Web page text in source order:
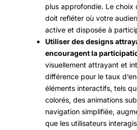
plus approfondie. Le choix
doit refléter où votre
active et disposée à
Utiliser des designs
encouragent la
visuellement attrayant et
différence pour le taux
éléments interactifs, tels
colorés, des animations
navigation simplifiée,
que les utilisateurs